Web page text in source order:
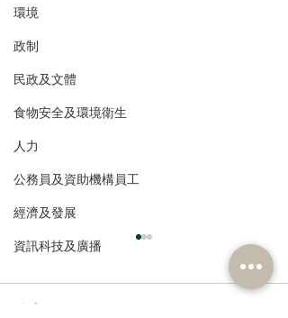
環境
政制
民政及文體
食物安全及環境衛生
人力
公務員及資助機構員工
經濟及發展
資訊科技及廣播
留言